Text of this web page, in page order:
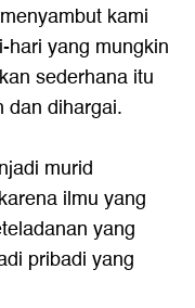
kami
yang mungkin
sederhana itu
dan dihargai.
murid
ilmu yang
yang
pribadi yang